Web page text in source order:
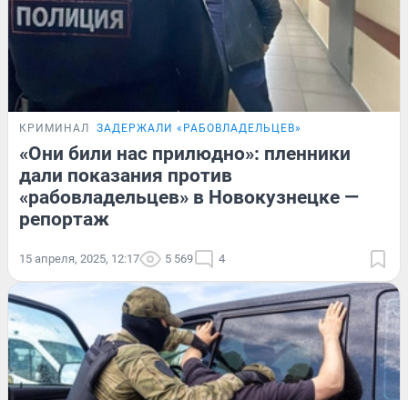
КРИМИНАЛ ЗАДЕРЖАЛИ «РАБОВЛАДЕЛЬЦЕВ»
«Они били нас прилюдно»: пленники
дали показания против
«рабовладельцев» в Новокузнецке —
репортаж
15 апреля, 2025, 12:17 5 569 4